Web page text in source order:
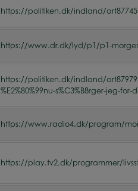
https://politiken.dk/indland/
https://www.dr.dk/lyd/p1/p1-
https://politiken.dk/indland/
%E2%80%99nu-s%C3%B8rger-jeg-for-
https://www.radio4.dk/program/
​https://play.tv2.dk/programmer/